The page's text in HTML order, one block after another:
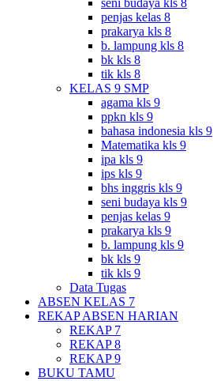
seni budaya kls 8
penjas kelas 8
prakarya kls 8
b. lampung kls 8
bk kls 8
tik kls 8
KELAS 9 SMP
agama kls 9
ppkn kls 9
bahasa indonesia kls 9
Matematika kls 9
ipa kls 9
ips kls 9
bhs inggris kls 9
seni budaya kls 9
penjas kelas 9
prakarya kls 9
b. lampung kls 9
bk kls 9
tik kls 9
Data Tugas
ABSEN KELAS 7
REKAP ABSEN HARIAN
REKAP 7
REKAP 8
REKAP 9
BUKU TAMU